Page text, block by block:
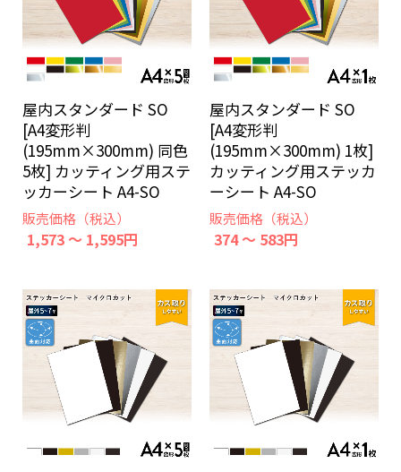
屋内スタンダード SO
[A4変形判
(195mm×300mm) 同色
5枚] カッティング用ステ
ッカーシート A4-SO
販売価格（税込）
1,573 ～ 1,595円
屋内スタンダード SO
[A4変形判
(195mm×300mm) 1枚]
カッティング用ステッカ
ーシート A4-SO
販売価格（税込）
374 ～ 583円